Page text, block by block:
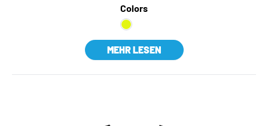
Colors
MEHR LESEN